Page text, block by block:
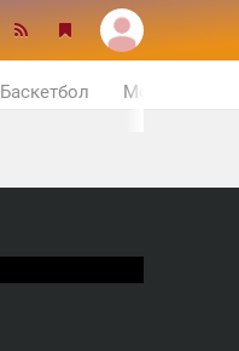
Баскетбол Мотор